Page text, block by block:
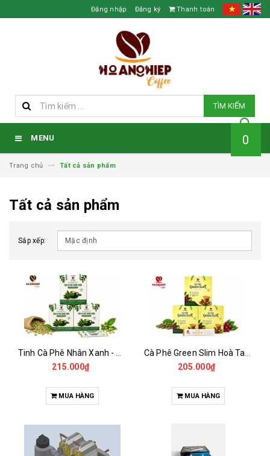
Đăng nhập Đăng ký Thanh toán
TÌM KIẾM
MENU 0
Trang chủ Tất cả sản phẩm
Tất cả sản phẩm
Sắp xếp:
215.000₫
MUA HÀNG
205.000₫
MUA HÀNG